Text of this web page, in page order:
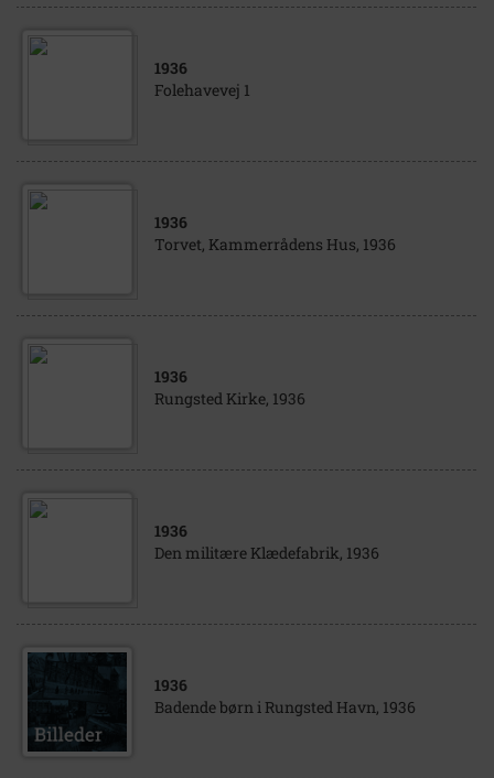
1936
Folehavevej 1
1936
Torvet, Kammerrådens Hus, 1936
1936
Rungsted Kirke, 1936
1936
Den militære Klædefabrik, 1936
1936
Badende børn i Rungsted Havn, 1936